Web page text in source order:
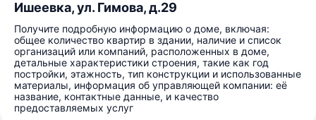
Ишеевка, ул. Гимова, д.29
Получите подробную информацию о доме, включая:
общее количество квартир в здании, наличие и список
организаций или компаний, расположенных в доме,
детальные характеристики строения, такие как год
постройки, этажность, тип конструкции и использованные
материалы, информация об управляющей компании: её
название, контактные данные, и качество
предоставляемых услуг